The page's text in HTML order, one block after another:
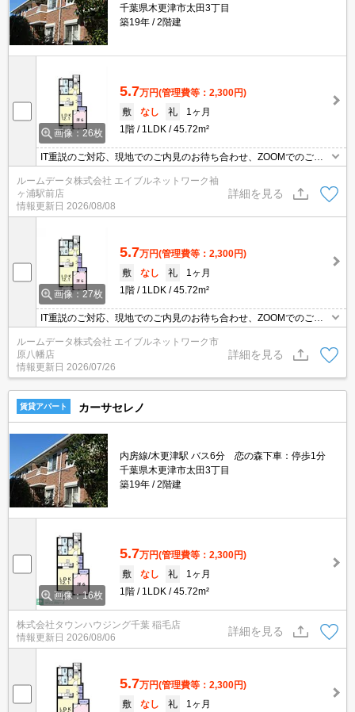
千葉県木更津市太田3丁目
築19年
2階建
画像：26枚
5.7万円(管理費等：2,300円)
敷
なし 礼
1ヶ月
1階
1LDK 45.72m²
IT重説のご対応、現地でのご内見のお待ち合わせ、ZOOMでのご内
見など柔軟に対応いたします。インターネット無料・浴室乾燥機・
追い焚き付き。お部屋探しは物件取扱い数最大手のエイブルネット
ワーク各店へ是非お気軽にご相談ください。
ルームデータ株式会社 エイブルネットワーク袖
ヶ浦駅前店
情報更新日 2026/08/08
詳細を見る
画像：27枚
5.7万円(管理費等：2,300円)
敷
なし 礼
1ヶ月
1階
1LDK 45.72m²
IT重説のご対応、現地でのご内見のお待ち合わせ、ZOOMでのご内
見など柔軟に対応いたします。お部屋探しは物件取扱い数最大手の
エイブルネットワーク各店へ是非お気軽にご相談ください。
ルームデータ株式会社 エイブルネットワーク市
原八幡店
情報更新日 2026/07/26
詳細を見る
賃貸アパート カーサセレノ
内房線/木更津駅 バス6分 恋の森下車：停歩1分
千葉県木更津市太田3丁目
築19年
2階建
画像：16枚
5.7万円(管理費等：2,300円)
敷
なし 礼
1ヶ月
1階
1LDK 45.72m²
株式会社タウンハウジング千葉 稲毛店
情報更新日 2026/08/06
詳細を見る
5.7万円(管理費等：2,300円)
敷
なし 礼
1ヶ月